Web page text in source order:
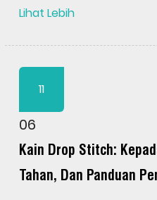
Lihat Lebih
11
06
Kain Drop Stitch:
Tahan, Dan Panduan